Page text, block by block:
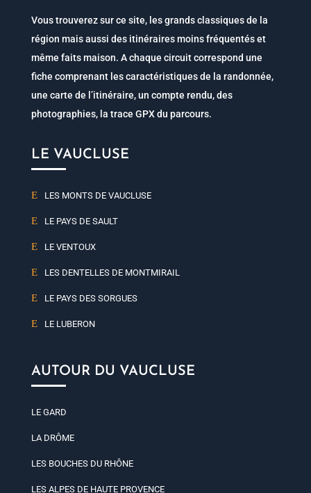
Vous trouverez sur ce site, les grands classiques de la
région mais aussi des itinéraires moins fréquentés et
même faits maison. A chaque circuit correspond une
fiche comprenant les caractéristiques de la randonnée,
une carte de l’itinéraire, un compte rendu, des
photographies, la trace GPX du parcours.
LE VAUCLUSE
LES MONTS DE VAUCLUSE
LE PAYS DE SAULT
LE VENTOUX
LES DENTELLES DE MONTMIRAIL
LE PAYS DES SORGUES
LE LUBERON
AUTOUR DU VAUCLUSE
LE GARD
LA DRÔME
LES BOUCHES DU RHÔNE
LES ALPES DE HAUTE PROVENCE